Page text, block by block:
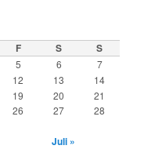
F S
S
5 6
7
12 13
14
19 20
21
26 27
28
Juli »